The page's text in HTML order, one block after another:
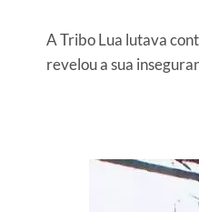
A Tribo Lua lutava
revelou a sua